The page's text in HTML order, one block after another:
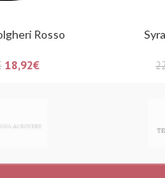
Rosso
18,92€